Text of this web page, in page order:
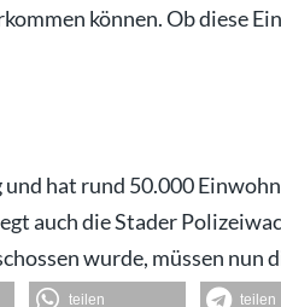
können. Ob diese
hat rund 50.000
auch die Stader
wurde, müssen nun
teilen teilen